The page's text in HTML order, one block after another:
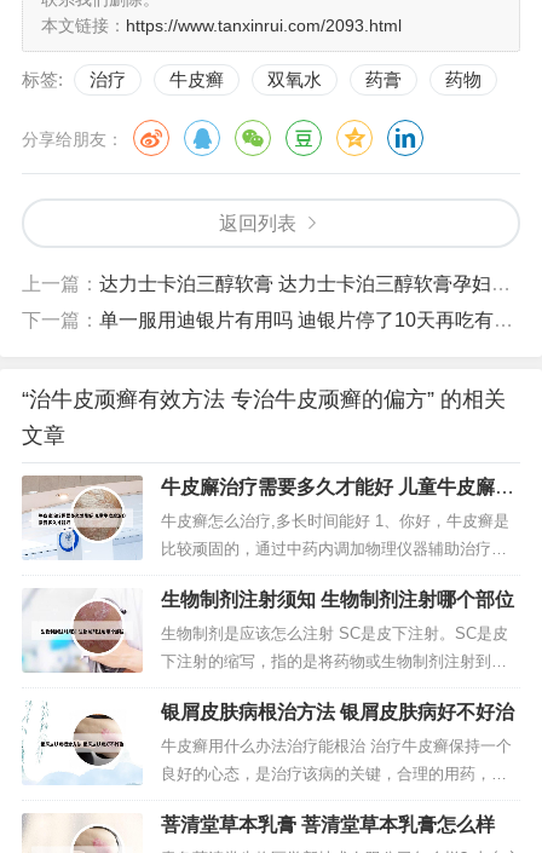
本文链接： https://www.tanxinrui.com/2093.html
标签: 治疗 牛皮癣 双氧水 药膏 药物
分享给朋友：
返回列表
上一篇： 达力士卡泊三醇软膏 达力士卡泊三醇软膏孕妇可以用吗
下一篇： 单一服用迪银片有用吗 迪银片停了10天再吃有用吗
“治牛皮顽癣有效方法 专治牛皮顽癣的偏方” 的相关
文章
牛皮廨治疗需要多久才能好 儿童牛皮廨治
疗需要多久才能好
牛皮癣怎么治疗,多长时间能好 1、你好，牛皮癣是
比较顽固的，通过中药内调加物理仪器辅助治疗，
大概要三个月能恢复正常肤色，恢复之后，也要巩
固治疗一个疗程以免复发。同时，要做好预防措
施，规律生活作息，多参加体育运动。2、使用药
物：可以在医生的指导下外用卡泊三醇软膏和卤米
松乳膏，并配合口服消银片，丹青胶囊...
生物制剂注射须知 生物制剂注射哪个部位
生物制剂是应该怎么注射 SC是皮下注射。SC是皮
下注射的缩写，指的是将药物或生物制剂注射到皮
下组织中的一种注射方式。皮下注射是将药物注射
到皮下脂肪组织中，不是注射到肌肉组织中。泰爱
（泰它西普）是一款皮下注射的生物制剂，规格是8
0mg，成人使用剂量是160mg/次，用法是每周一
次。根据查询相关公开信息...
银屑皮肤病根治方法 银屑皮肤病好不好治
牛皮癣用什么办法治疗能根治 治疗牛皮癣保持一个
良好的心态，是治疗该病的关键，合理的用药，还
是可以降低其复发几率的。用药时应注意：不可片
面追求近期疗效。西医治疗虽然快捷，但是容易复
菩清堂草本乳膏 菩清堂草本乳膏怎么样